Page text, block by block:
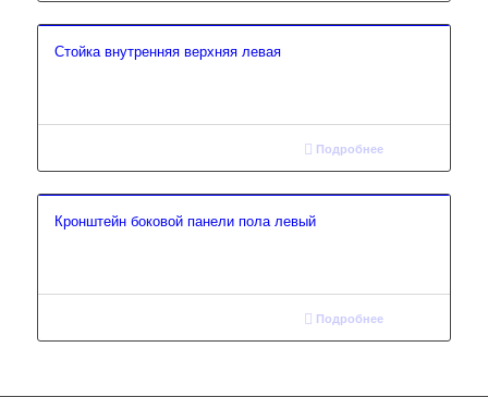
Стойка внутренняя верхняя левая
Подробнее
Кронштейн боковой панели пола левый
Подробнее